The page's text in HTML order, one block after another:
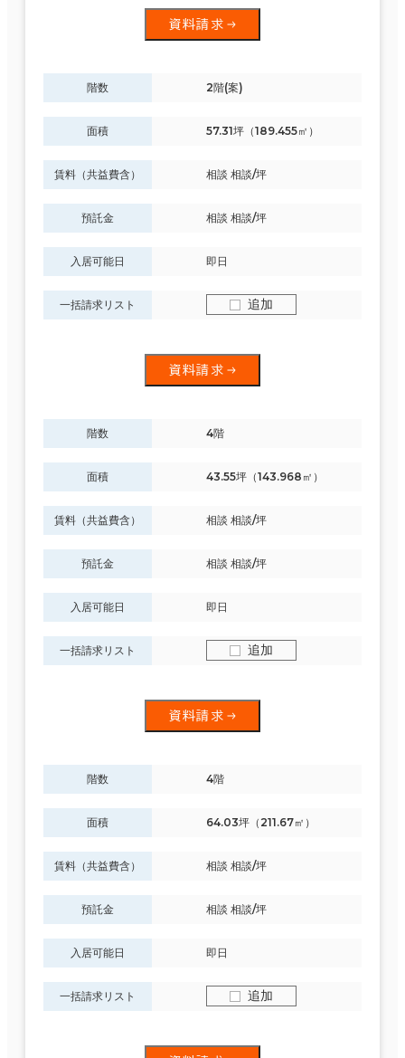
資料請求
階数 2階(案)
面積 57.31坪（189.455㎡）
賃料（共益費含） 相談 相談/坪
預託金 相談 相談/坪
入居可能日 即日
一括請求リスト 追加
資料請求
階数 4階
面積 43.55坪（143.968㎡）
賃料（共益費含） 相談 相談/坪
預託金 相談 相談/坪
入居可能日 即日
一括請求リスト 追加
資料請求
階数 4階
面積 64.03坪（211.67㎡）
賃料（共益費含） 相談 相談/坪
預託金 相談 相談/坪
入居可能日 即日
一括請求リスト 追加